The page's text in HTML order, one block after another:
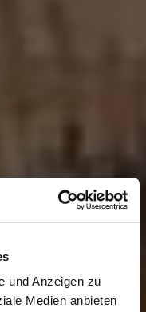
und Anzeigen zu
Medien anbieten